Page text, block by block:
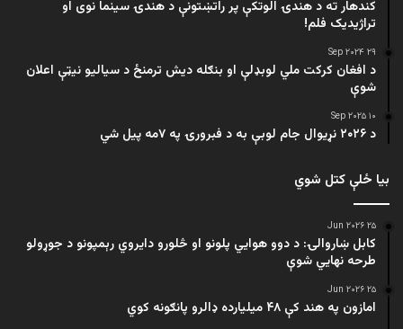
کندهار ته د هندۍ الوتکې پر راتښتونې د هندۍ سینما نوی او
تراژيديک فلم!
۲۹ Sep ۲۰۲۴
د افغان کرکت ملي لوبډلې او بنګله دیش ترمنځ د سیالیو نیټې اعلان
شوې
۱۰ Sep ۲۰۲۵
د ۲۰۲۶ نړیوال جام لوبې به د فبرورۍ په ۷مه پیل شي
بیا ځلې کتل شوي
۲۵ Jun ۲۰۲۶
کابل ښاروالۍ: د دوو هوايي پلونو او څلورو دایروي رېمپونو د جوړولو
طرحه نهایي شوې
۲۵ Jun ۲۰۲۶
امازون په هند کې ۴۸ میلیارده ډالرو پانګونه کوي